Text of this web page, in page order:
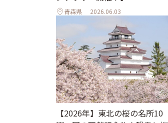
青森県 2026.06.03
【2026年】東北の桜の名所10